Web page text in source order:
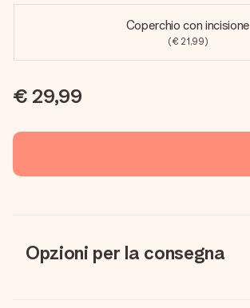
Coperchio con incisione
(€ 21,99)
€ 29,99
Opzioni per la consegna